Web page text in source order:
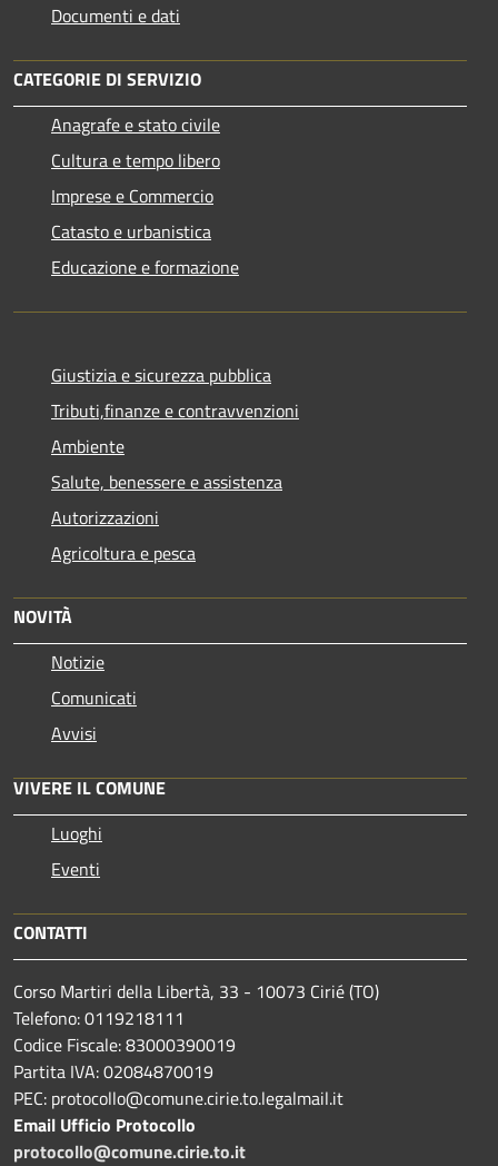
Documenti e dati
CATEGORIE DI SERVIZIO
Anagrafe e stato civile
Cultura e tempo libero
Imprese e Commercio
Catasto e urbanistica
Educazione e formazione
Giustizia e sicurezza pubblica
Tributi,finanze e contravvenzioni
Ambiente
Salute, benessere e assistenza
Autorizzazioni
Agricoltura e pesca
NOVITÀ
Notizie
Comunicati
Avvisi
VIVERE IL COMUNE
Luoghi
Eventi
CONTATTI
Corso Martiri della Libertà, 33 - 10073 Cirié (TO)
Telefono: 0119218111
Codice Fiscale: 83000390019
Partita IVA: 02084870019
PEC: protocollo@comune.cirie.to.legalmail.it
Email Ufficio Protocollo
protocollo@comune.cirie.to.it